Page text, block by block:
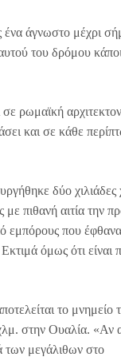
άγνωστο μέχρι
του δρόμου
ρωμαϊκή
και σε κάθε
δύο χιλιάδες
με πιθανή αιτία την
εμπόρους που
όμως ότι είναι
το μνημείο
στην Ουαλία. «Αν
των μεγάλιθων στο